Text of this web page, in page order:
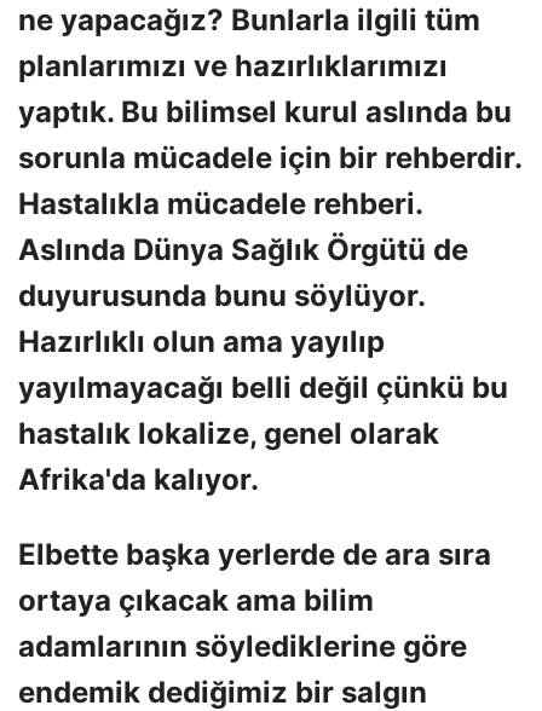
ne yapacağız? Bunlarla ilgili tüm
planlarımızı ve hazırlıklarımızı
yaptık. Bu bilimsel kurul aslında bu
sorunla mücadele için bir rehberdir.
Hastalıkla mücadele rehberi.
Aslında Dünya Sağlık Örgütü de
duyurusunda bunu söylüyor.
Hazırlıklı olun ama yayılıp
yayılmayacağı belli değil çünkü bu
hastalık lokalize, genel olarak
Afrika'da kalıyor.
Elbette başka yerlerde de ara sıra
ortaya çıkacak ama bilim
adamlarının söylediklerine göre
endemik dediğimiz bir salgın